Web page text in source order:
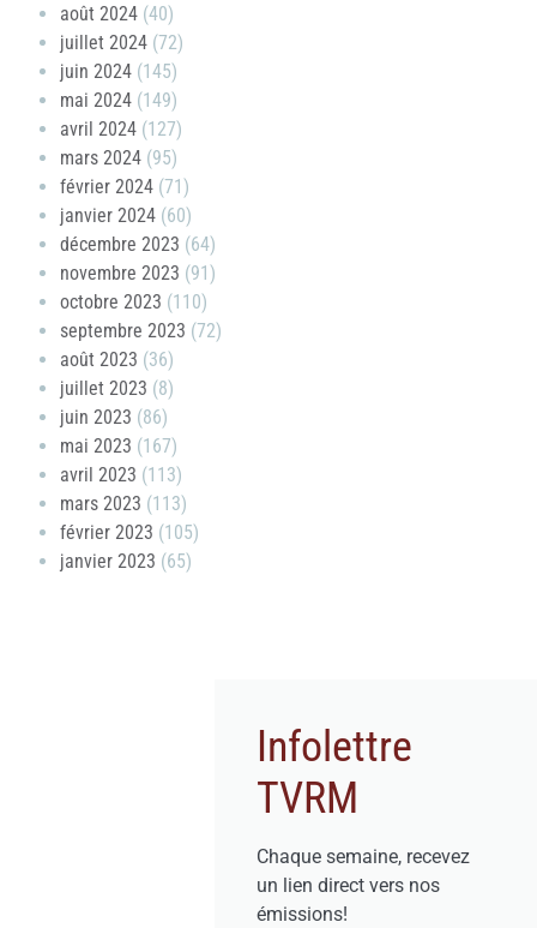
août 2024 (40)
juillet 2024 (72)
juin 2024 (145)
mai 2024 (149)
avril 2024 (127)
mars 2024 (95)
février 2024 (71)
janvier 2024 (60)
décembre 2023 (64)
novembre 2023 (91)
octobre 2023 (110)
septembre 2023 (72)
août 2023 (36)
juillet 2023 (8)
juin 2023 (86)
mai 2023 (167)
avril 2023 (113)
mars 2023 (113)
février 2023 (105)
janvier 2023 (65)
Infolettre
TVRM
Chaque semaine, recevez
un lien direct vers nos
émissions!